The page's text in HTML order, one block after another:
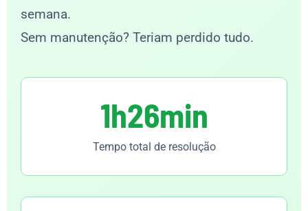
semana.
Sem manutenção? Teriam perdido tudo.
1h26min
Tempo total de resolução